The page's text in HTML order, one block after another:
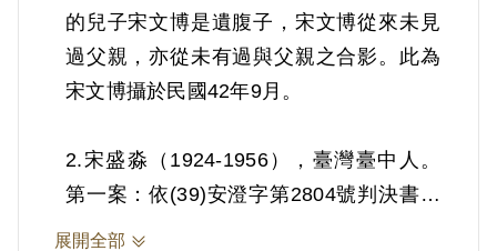
的兒子宋文博是遺腹子，宋文博從來未見
過父親，亦從未有過與父親之合影。此為
宋文博攝於民國42年9月。
2.宋盛淼（1924-1956），臺灣臺中人。
第一案：依(39)安澄字第2804號判決書，
案發時為臺中縣豐原鎮翁子國民小學教
展開全部